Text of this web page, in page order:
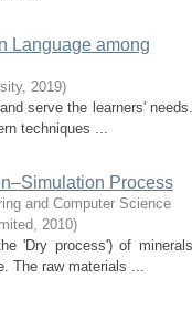
Language among
, 2019)
serve the learners' needs.
techniques ...
Process
and Computer Science
, 2010)
'Dry process') of minerals
The raw materials ...